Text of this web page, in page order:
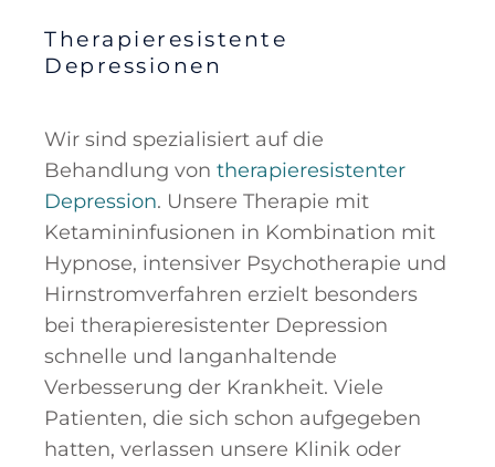
Therapieresistente
Depressionen
Wir sind spezialisiert auf die
Behandlung von therapieresistenter
Depression. Unsere Therapie mit
Ketamininfusionen in Kombination mit
Hypnose, intensiver Psychotherapie und
Hirnstromverfahren erzielt besonders
bei therapieresistenter Depression
schnelle und langanhaltende
Verbesserung der Krankheit. Viele
Patienten, die sich schon aufgegeben
hatten, verlassen unsere Klinik oder